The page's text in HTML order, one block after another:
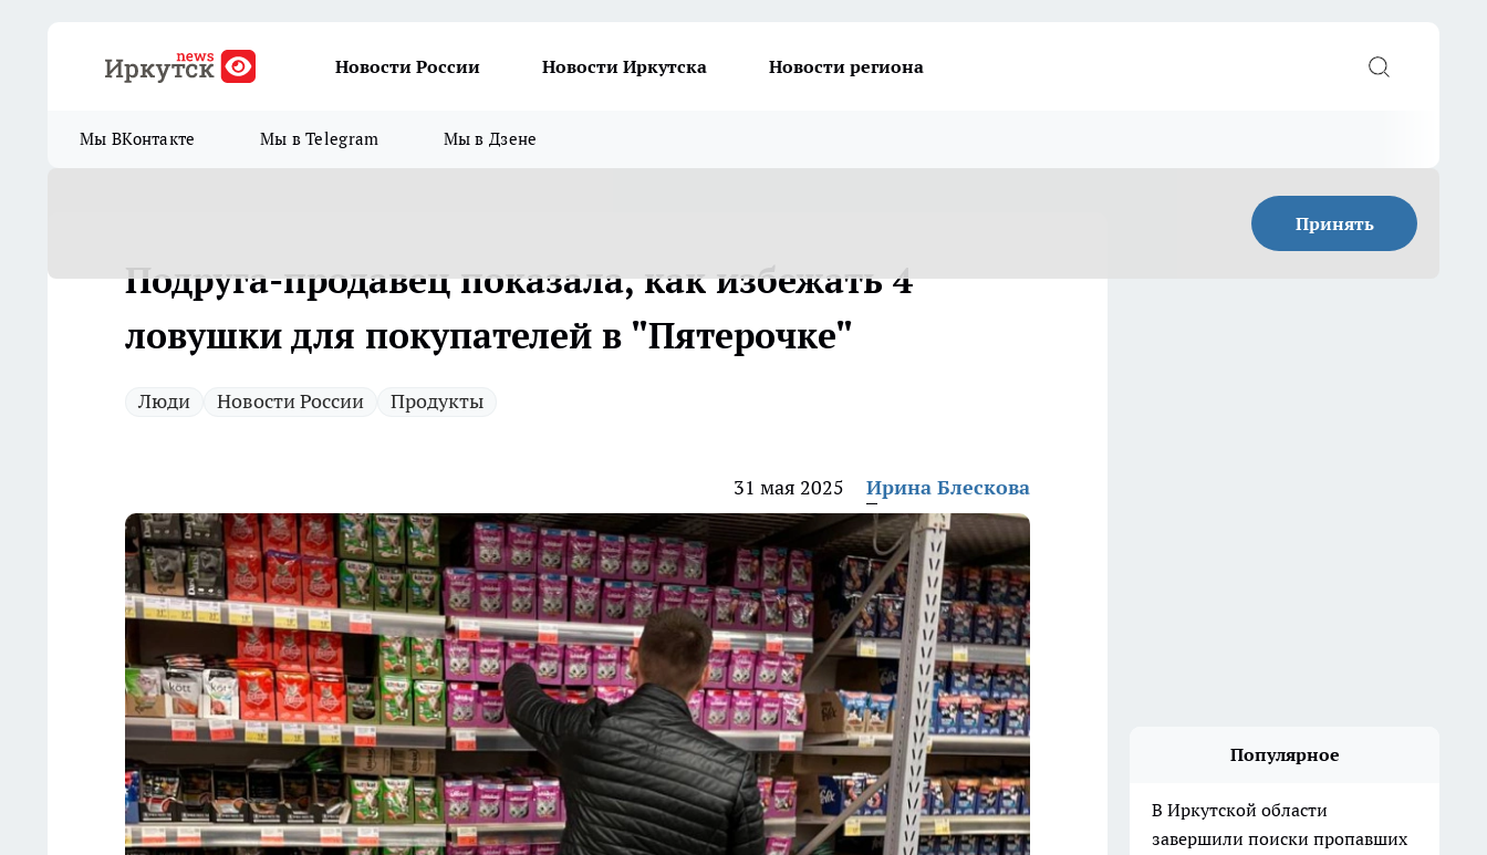
Новости России Новости Иркутска Новости региона
Мы ВКонтакте Мы в Telegram Мы в Дзене
Принять
Подруга-продавец показала, как избежать 4
ловушки для покупателей в "Пятерочке"
Люди Новости России Продукты
31 мая 2025 Ирина Блескова
Популярное
В Иркутской области
завершили поиски пропавших